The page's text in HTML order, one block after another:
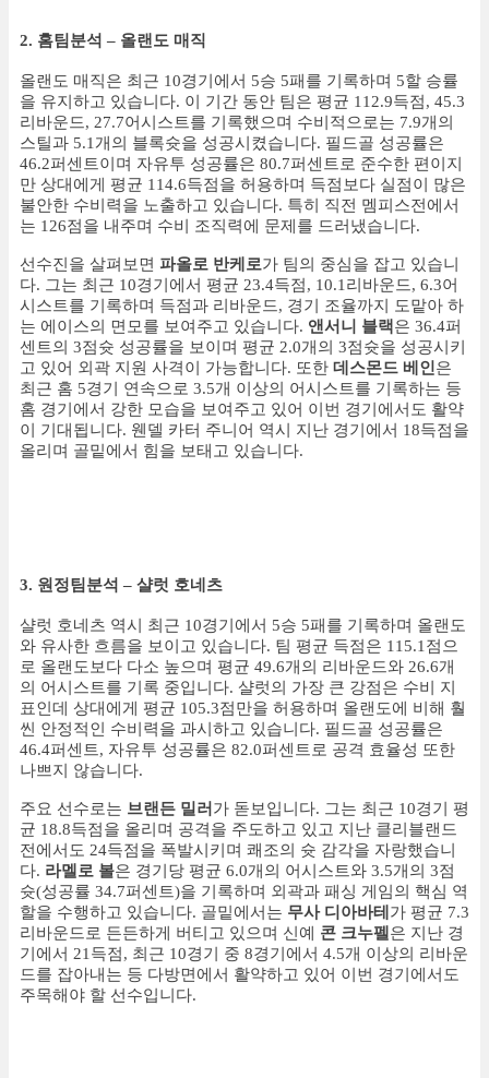
2. 홈팀분석 – 올랜도 매직
올랜도 매직은 최근 10경기에서 5승 5패를 기록하며 5할 승률
을 유지하고 있습니다. 이 기간 동안 팀은 평균 112.9득점, 45.3
리바운드, 27.7어시스트를 기록했으며 수비적으로는 7.9개의
스틸과 5.1개의 블록슛을 성공시켰습니다. 필드골 성공률은
46.2퍼센트이며 자유투 성공률은 80.7퍼센트로 준수한 편이지
만 상대에게 평균 114.6득점을 허용하며 득점보다 실점이 많은
불안한 수비력을 노출하고 있습니다. 특히 직전 멤피스전에서
는 126점을 내주며 수비 조직력에 문제를 드러냈습니다.
선수진을 살펴보면 파올로 반케로가 팀의 중심을 잡고 있습니
다. 그는 최근 10경기에서 평균 23.4득점, 10.1리바운드, 6.3어
시스트를 기록하며 득점과 리바운드, 경기 조율까지 도맡아 하
는 에이스의 면모를 보여주고 있습니다. 앤서니 블랙은 36.4퍼
센트의 3점슛 성공률을 보이며 평균 2.0개의 3점슛을 성공시키
고 있어 외곽 지원 사격이 가능합니다. 또한 데스몬드 베인은
최근 홈 5경기 연속으로 3.5개 이상의 어시스트를 기록하는 등
홈 경기에서 강한 모습을 보여주고 있어 이번 경기에서도 활약
이 기대됩니다. 웬델 카터 주니어 역시 지난 경기에서 18득점을
올리며 골밑에서 힘을 보태고 있습니다.
3. 원정팀분석 – 샬럿 호네츠
샬럿 호네츠 역시 최근 10경기에서 5승 5패를 기록하며 올랜도
와 유사한 흐름을 보이고 있습니다. 팀 평균 득점은 115.1점으
로 올랜도보다 다소 높으며 평균 49.6개의 리바운드와 26.6개
의 어시스트를 기록 중입니다. 샬럿의 가장 큰 강점은 수비 지
표인데 상대에게 평균 105.3점만을 허용하며 올랜도에 비해 훨
씬 안정적인 수비력을 과시하고 있습니다. 필드골 성공률은
46.4퍼센트, 자유투 성공률은 82.0퍼센트로 공격 효율성 또한
나쁘지 않습니다.
주요 선수로는 브랜든 밀러 가 돋보입니다. 그는 최근 10경기 평
균 18.8득점을 올리며 공격을 주도하고 있고 지난 클리블랜드
전에서도 24득점을 폭발시키며 쾌조의 슛 감각을 자랑했습니
다. 라멜로 볼은 경기당 평균 6.0개의 어시스트와 3.5개의 3점
슛(성공률 34.7퍼센트)을 기록하며 외곽과 패싱 게임의 핵심 역
할을 수행하고 있습니다. 골밑에서는 무사 디아바테 가 평균 7.3
리바운드로 든든하게 버티고 있으며 신예 콘 크누펠 은 지난 경
기에서 21득점, 최근 10경기 중 8경기에서 4.5개 이상의 리바운
드를 잡아내는 등 다방면에서 활약하고 있어 이번 경기에서도
주목해야 할 선수입니다.